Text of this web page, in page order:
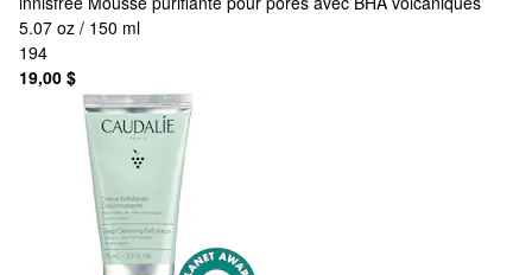
5.07 oz / 150 ml
194
19,00 $